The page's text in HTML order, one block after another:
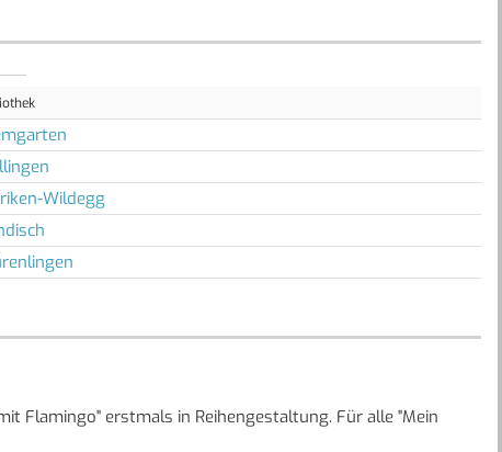
Wildegg
Flamingo" erstmals in Reihengestaltung. Für alle "Mein